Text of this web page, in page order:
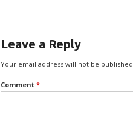
Leave a Reply
Your email address will not be published.
Comment *